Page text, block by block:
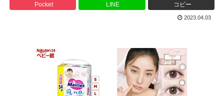
Pocket LINE コピー
2023.04.03